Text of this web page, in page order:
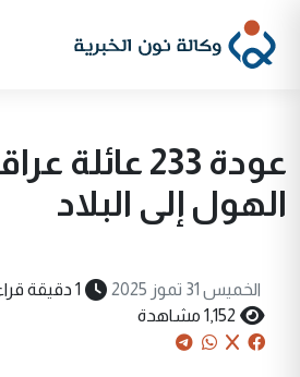
عودة 233
الهول إلى البلاد
الخميس 31 تموز 2025 1 دقيقة قراءة
1,152 مشاهدة